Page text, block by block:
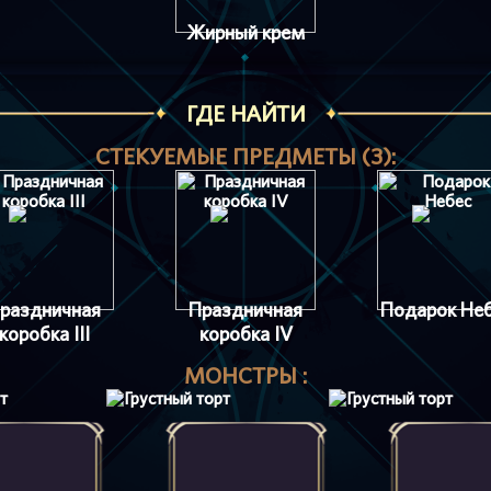
Жирный крем
ГДЕ НАЙТИ
СТЕКУЕМЫЕ ПРЕДМЕТЫ (3):
III
Праздничная
коробка IV
Подарок
МОНСТРЫ :